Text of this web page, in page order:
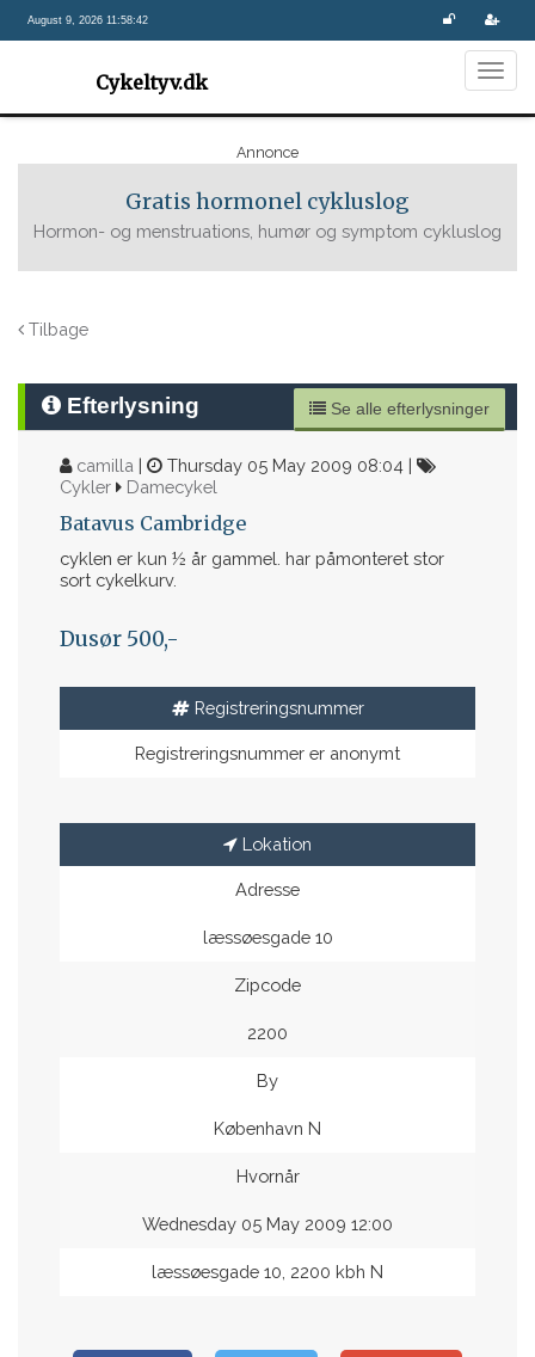
August 9, 2026 11:58:42
Cykeltyv.dk
Annonce
Gratis hormonel cykluslog
Hormon- og menstruations, humør og symptom cykluslog
Tilbage
Efterlysning Se alle efterlysninger
camilla |
Thursday 05 May 2009 08:04 |
Cykler
Damecykel
Batavus Cambridge
cyklen er kun ½ år gammel. har påmonteret stor
sort cykelkurv.
Dusør 500,-
Registreringsnummer
Registreringsnummer er anonymt
Lokation
Adresse
læssøesgade 10
Zipcode
2200
By
København N
Hvornår
Wednesday 05 May 2009 12:00
læssøesgade 10, 2200 kbh N